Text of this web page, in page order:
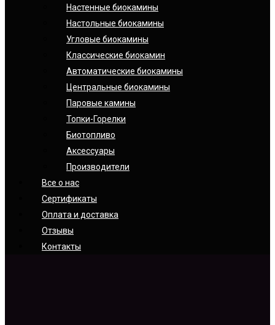
Настенные биокамины
Настoльные биокамины
Угловые биокамины
Классические биокамин
Автоматические биокамины
Центральные биокамины
Паровые камины
Топки-Горелки
Биотопливо
Аксессуары
Производители
Все о нас
Сертификаты
Оплата и доставка
Отзывы
Контакты